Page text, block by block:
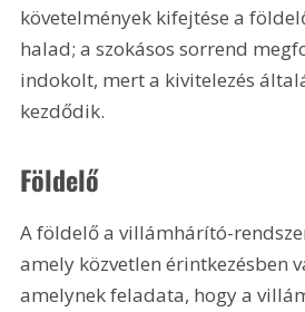
követelmények kifejtése a
halad; a szokásos sorrend
indokolt, mert a kivitelezés
kezdődik.
Földelő
A földelő a villámhárító-
amely közvetlen érintkezésben
amelynek feladata, hogy a